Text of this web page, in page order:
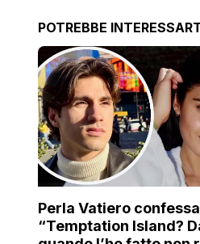
POTREBBE
Perla Vatiero
“Temptation Island?